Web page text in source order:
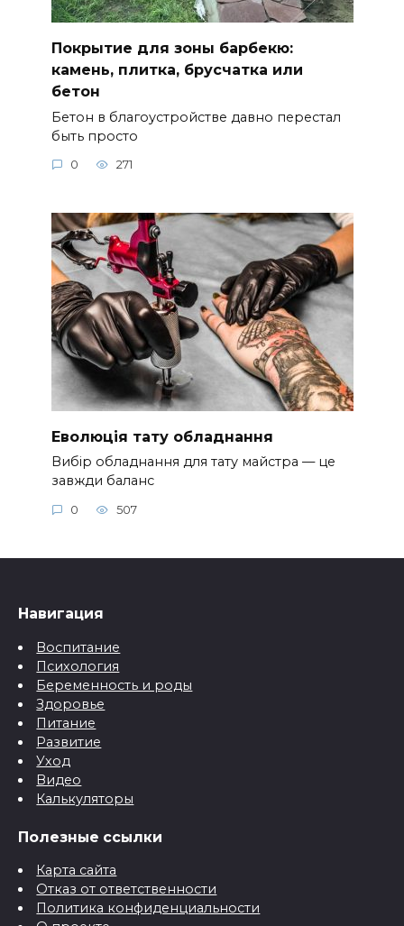
Покрытие для зоны барбекю:
камень, плитка, брусчатка или
бетон
Бетон в благоустройстве давно перестал
быть просто
0 271
Еволюція тату обладнання
Вибір обладнання для тату майстра — це
завжди баланс
0 507
Навигация
Воспитание
Психология
Беременность и роды
Здоровье
Питание
Развитие
Уход
Видео
Калькуляторы
Полезные ссылки
Карта сайта
Отказ от ответственности
Политика конфиденциальности